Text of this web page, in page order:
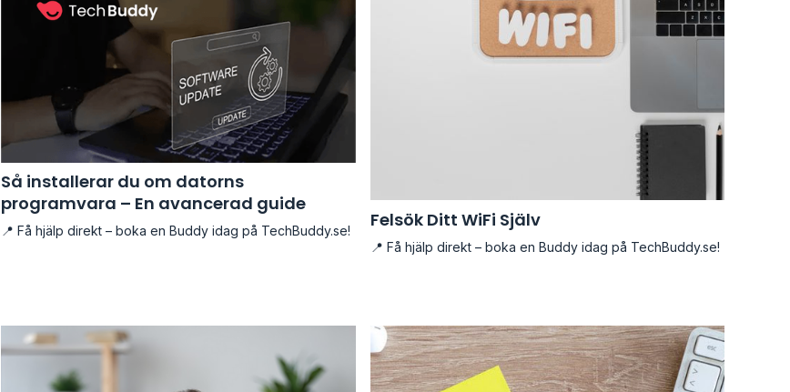
Så installerar du om datorns
programvara – En avancerad guide
📍 Få hjälp direkt – boka en Buddy idag på TechBuddy.se! Felsök Ditt WiFi Själv
📍 Få hjälp direkt – boka en Buddy idag på TechBuddy.se!